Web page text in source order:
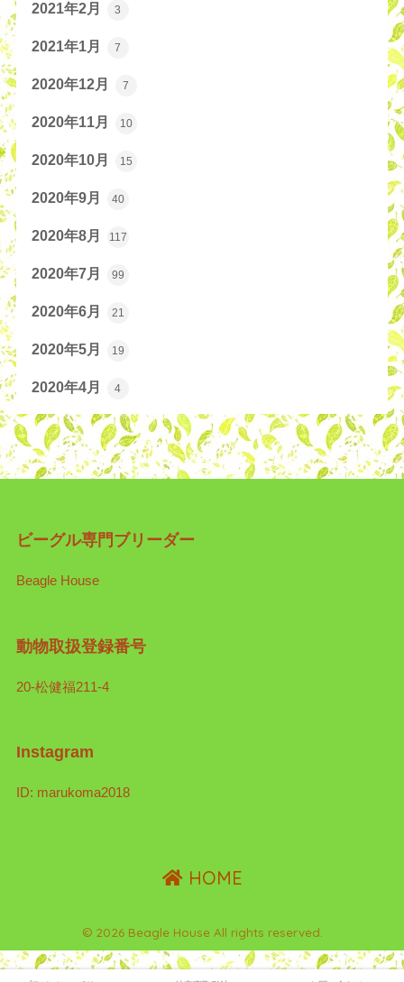
2021年2月 3
2021年1月 7
2020年12月 7
2020年11月 10
2020年10月 15
2020年9月 40
2020年8月 117
2020年7月 99
2020年6月 21
2020年5月 19
2020年4月 4
ビーグル専門ブリーダー
Beagle House
動物取扱登録番号
20-松健福211-4
Instagram
ID: marukoma2018
HOME
© 2026 Beagle House All rights reserved.